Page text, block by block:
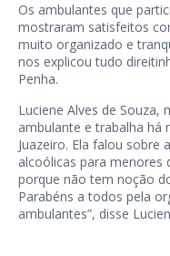
Os ambulantes que
mostraram satisfeitos
muito organizado e
nos explicou tudo
Penha.
Luciene Alves de Souza,
ambulante e trabalha há
Juazeiro. Ela falou sobre
alcoólicas para menores
porque não tem noção
Parabéns a todos pela
ambulantes”, disse